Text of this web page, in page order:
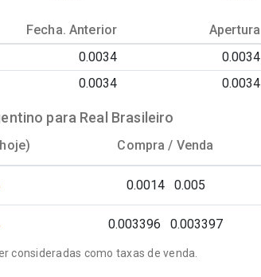
Fecha. Anterior
Apertura
0.0034
0.0034
0.0034 0.0034
para Real Brasileiro
Compra / Venda
0.0014 0.005
0.003396 0.003397
consideradas como taxas de venda.